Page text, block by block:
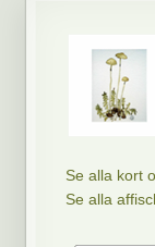
Se alla kort
Se alla